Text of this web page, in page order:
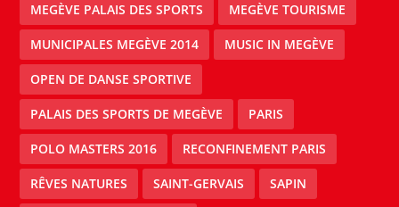
MEGÈVE PALAIS DES SPORTS MEGÈVE TOURISME
MUNICIPALES MEGÈVE 2014 MUSIC IN MEGÈVE
OPEN DE DANSE SPORTIVE
PALAIS DES SPORTS DE MEGÈVE PARIS
POLO MASTERS 2016 RECONFINEMENT PARIS
RÊVES NATURES SAINT-GERVAIS SAPIN